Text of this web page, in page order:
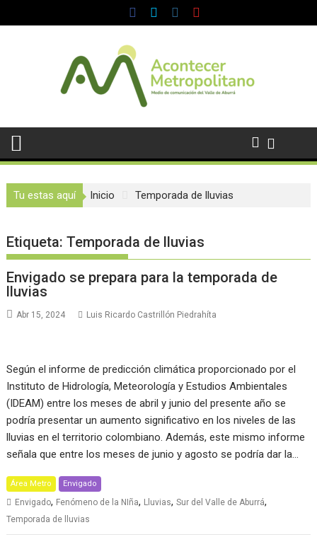
al
Tu estas aquí Inicio Temporada de lluvias
Etiqueta:Temporada de lluvias
Envigado se prepara para la temporada de
lluvias
Abr 15, 2024 Luis Ricardo Castrillón Piedrahíta
Según el informe de predicción climática proporcionado por el
Instituto de Hidrología, Meteorología y Estudios Ambientales
(IDEAM) entre los meses de abril y junio del presente año se
podría presentar un aumento significativo en los niveles de las
lluvias en el territorio colombiano. Además, este mismo informe
señala que entre los meses de junio y agosto se podría dar la…
Área Metro Envigado
Envigado, Fenómeno de la NIña, Lluvias,Sur del Valle de Aburrá,
Temporada de lluvias